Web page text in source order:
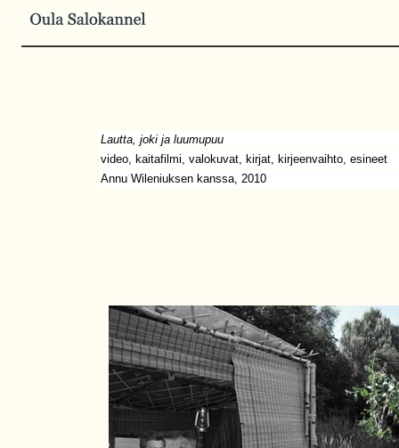
Lautta, joki ja luumupuu
video, kaitafilmi, valokuvat, kirjat, kirjeenvaihto, esineet
Annu Wileniuksen kanssa, 2010